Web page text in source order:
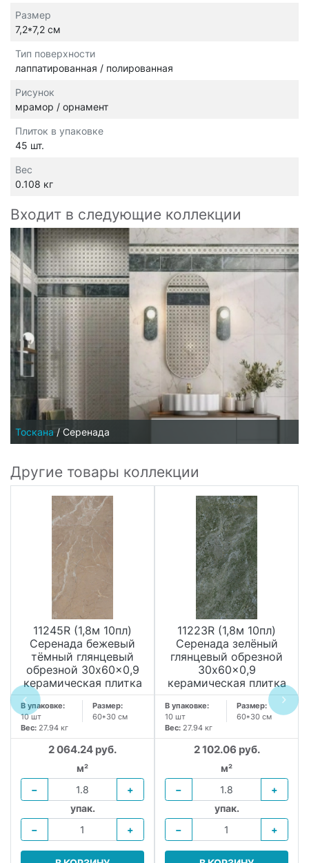
Размер
7,2*7,2 см
Тип поверхности
лаппатированная / полированная
Рисунок
мрамор / орнамент
Плиток в упаковке
45 шт.
Вес
0.108 кг
Входит в следующие коллекции
Тоскана / Серенада
Другие товары коллекции
11245R (1,8м 10пл)
Серенада бежевый
тёмный глянцевый
обрезной 30x60x0,9
керамическая плитка
В упаковке:
10 шт
Размер:
60*30 см
Вес: 27.94 кг
2 064.24 руб.
м²
−
+
упак.
−
+
11223R (1,8м 10пл)
Серенада зелёный
глянцевый обрезной
30x60x0,9
керамическая плитка
В упаковке:
10 шт
Размер:
60*30 см
Вес: 27.94 кг
2 102.06 руб.
м²
−
+
упак.
−
+